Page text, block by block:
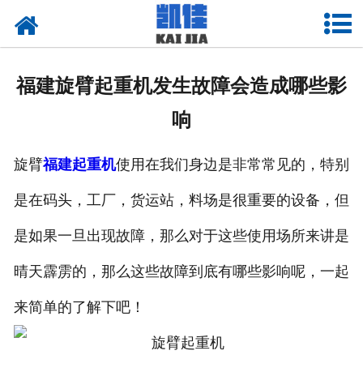
厂房设备
联系我们
福建旋臂起重机发生故障会造成哪些影
响
旋臂福建起重机使用在我们身边是非常常见的，特别
是在码头，工厂，货运站，料场是很重要的设备，但
是如果一旦出现故障，那么对于这些使用场所来讲是
晴天霹雳的，那么这些故障到底有哪些影响呢，一起
来简单的了解下吧！